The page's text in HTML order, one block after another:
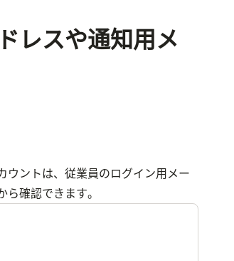
レスや通知用メ
ウントは、従業員のログイン用メー
確認できます。